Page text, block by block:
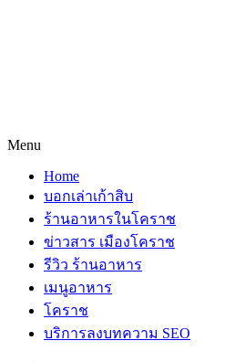
Menu
Home
บอกเล่าเก้าสิบ
ร้านอาหารในโคราช
ข่าวสาร เมืองโคราช
รีวิว ร้านอาหาร
เมนูอาหาร
โคราช
บริการลงบทความ SEO